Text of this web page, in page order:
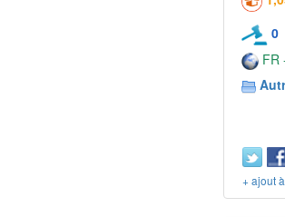
0
FR
+ ajout